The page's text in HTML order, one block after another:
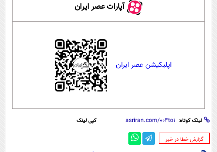
آپارات عصر ایران
اپلیکیشن عصر ایران
لینک کوتاه: کپی لینک
‌گزارش خطا در خبر